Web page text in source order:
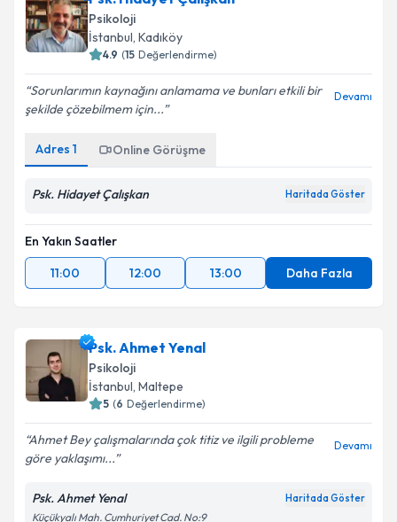
Psikoloji
İstanbul, Kadıköy
4.9 (15 Değerlendirme)
Sorunlarımın kaynağını anlamama ve bunları etkili bir
şekilde çözebilmem için...
Devamı
Adres 1 Online Görüşme
Psk. Hidayet Çalışkan Haritada Göster
En Yakın Saatler
11:00
12:00 13:00 Daha Fazla
Psk. Ahmet Yenal
Psikoloji
İstanbul, Maltepe
5 (6 Değerlendirme)
Ahmet Bey çalışmalarında çok titiz ve ilgili probleme
göre yaklaşımı...
Devamı
Psk. Ahmet Yenal Haritada Göster
Küçükyalı Mah. Cumhuriyet Cad. No:9